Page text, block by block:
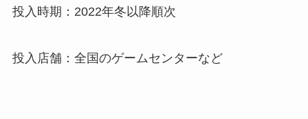
投入時期：2022年冬以降順次
投入店舗：全国のゲームセンターなど